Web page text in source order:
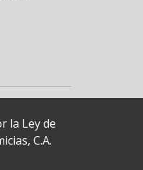
la Ley de
C.A.